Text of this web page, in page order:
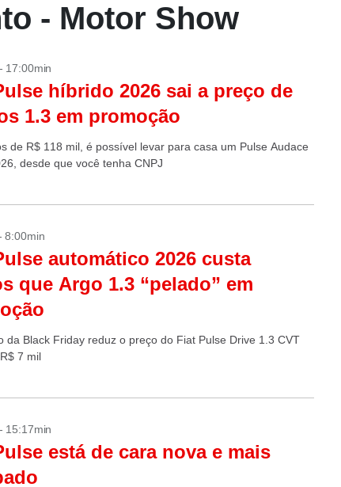
- Motor Show
17:00min
híbrido 2026 sai a preço de
1.3 em promoção
de R$ 118 mil, é possível levar para casa um Pulse Audace
desde que você tenha CNPJ
8:00min
automático 2026 custa
que Argo 1.3 “pelado” em
da Black Friday reduz o preço do Fiat Pulse Drive 1.3 CVT
7 mil
15:17min
está de cara nova e mais